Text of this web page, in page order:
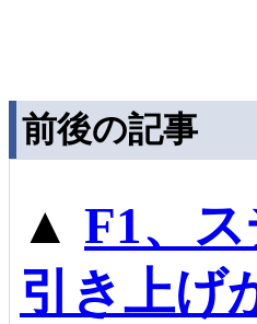
前後の記事
▲ F1、
引き上げ